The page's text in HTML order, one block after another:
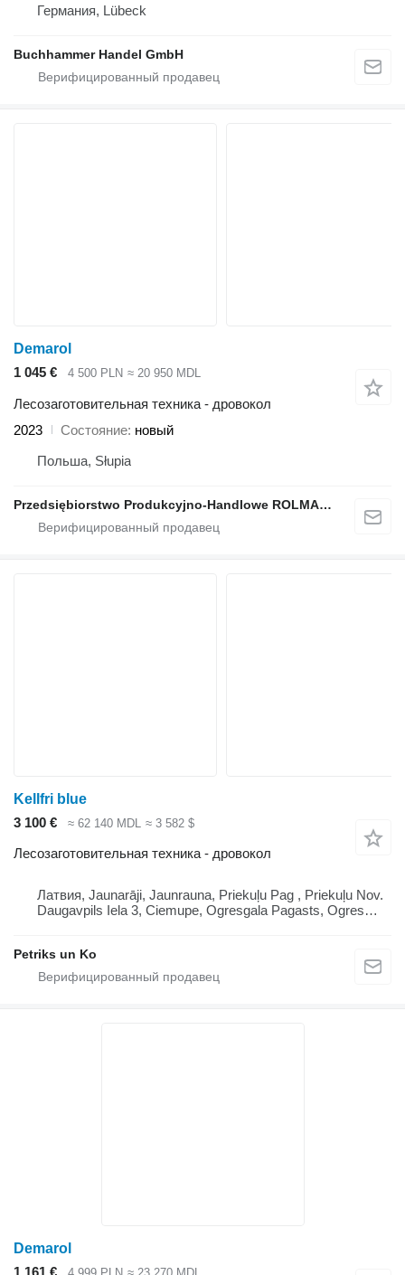
Германия, Lübeck
Buchhammer Handel GmbH
Demarol
1 045 €
4 500 PLN ≈ 20 950 MDL
Лесозаготовительная техника - дровокол
2023
Состояние новый
Польша, Słupia
Przedsiębiorstwo Produkcyjno-Handlowe ROLMAPOL Marcin Dziekan
Kellfri blue
3 100 €
≈ 62 140 MDL ≈ 3 582 $
Лесозаготовительная техника - дровокол
Латвия, Jaunarāji, Jaunrauna, Priekuļu Pag , Priekuļu Nov.
Daugavpils Iela 3, Ciemupe, Ogresgala Pagasts, Ogres
Petriks un Ko
Demarol